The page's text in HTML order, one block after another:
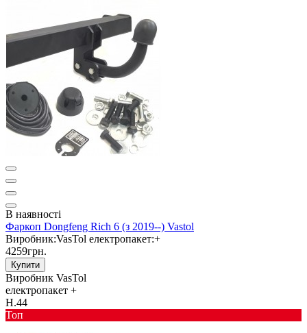
В наявності
Фаркоп Dongfeng Rich 6 (з 2019--) Vastol
Виробник:VasTol електропакет:+
4259грн.
Купити
Виробник VasTol
електропакет +
Н.44
Toп